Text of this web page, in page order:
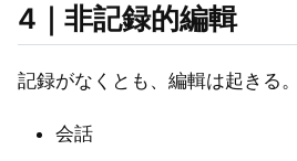
4｜非記録的編輯
記録がなくとも、編輯は起きる。
会話